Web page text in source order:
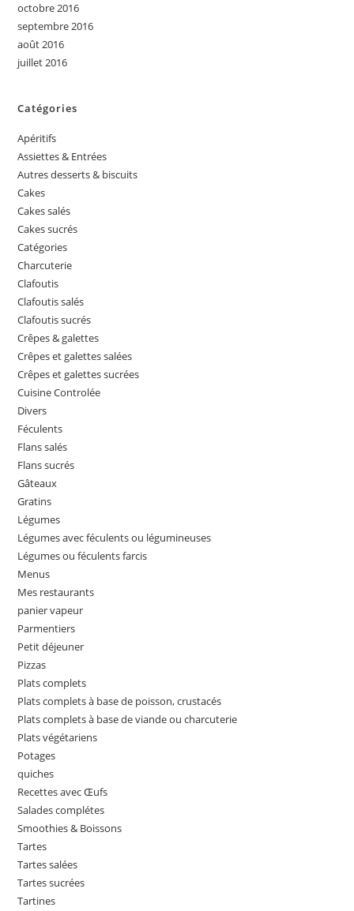
octobre 2016
septembre 2016
août 2016
juillet 2016
Catégories
Apéritifs
Assiettes & Entrées
Autres desserts & biscuits
Cakes
Cakes salés
Cakes sucrés
Catégories
Charcuterie
Clafoutis
Clafoutis salés
Clafoutis sucrés
Crêpes & galettes
Crêpes et galettes salées
Crêpes et galettes sucrées
Cuisine Controlée
Divers
Féculents
Flans salés
Flans sucrés
Gâteaux
Gratins
Légumes
Légumes avec féculents ou légumineuses
Légumes ou féculents farcis
Menus
Mes restaurants
panier vapeur
Parmentiers
Petit déjeuner
Pizzas
Plats complets
Plats complets à base de poisson, crustacés
Plats complets à base de viande ou charcuterie
Plats végétariens
Potages
quiches
Recettes avec Œufs
Salades complétes
Smoothies & Boissons
Tartes
Tartes salées
Tartes sucrées
Tartines